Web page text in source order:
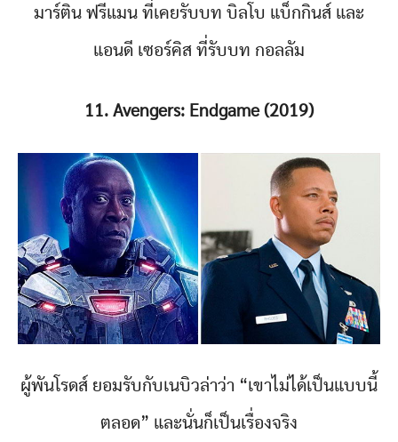
มาร์ติน ฟรีแมน ที่เคยรับบท บิลโบ แบ็กกินส์ และ
แอนดี เซอร์คิส ที่รับบท กอลลัม
11. Avengers: Endgame (2019)
ผู้พันโรดส์ ยอมรับกับเนบิวล่าว่า “เขาไม่ได้เป็นแบบนี้
ตลอด” และนั่นก็เป็นเรื่องจริง